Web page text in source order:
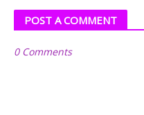
POST A COMMENT
0 Comments